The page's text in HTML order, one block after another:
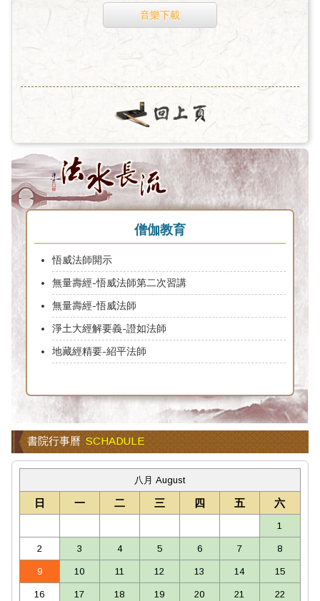
音樂下載
僧伽教育
悟威法師開示
無量壽經-悟威法師第二次習講
無量壽經-悟威法師
淨土大經解要義-證如法師
地藏經精要-紹平法師
書院行事曆 SCHADULE
八月 August
日 一 二 三 四 五 六
1
2 3 4 5 6 7 8
9 10 11 12 13 14 15
16 17 18 19 20 21 22